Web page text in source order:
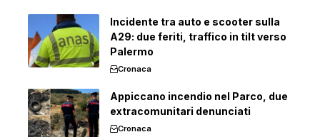
Incidente tra auto e scooter sulla
A29: due feriti, traffico in tilt verso
Palermo
Cronaca
Appiccano incendio nel Parco, due
extracomunitari denunciati
Cronaca